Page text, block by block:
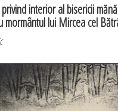
interior al bisericii
mormântul lui Mircea cel